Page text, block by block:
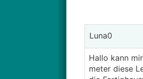
Luna0
Hallo kann
meter diese